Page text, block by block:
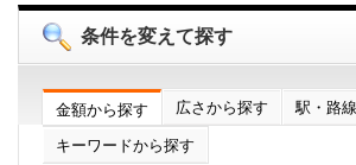
条件を変えて探す
金額から探す 広さから探す 駅・路
キーワードから探す